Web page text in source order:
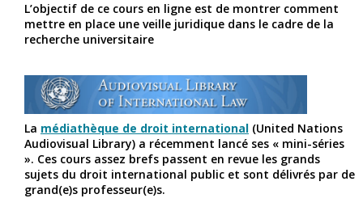
L’objectif de ce cours en ligne est de montrer comment
mettre en place une veille juridique dans le cadre de la
recherche universitaire
La médiathèque de droit international (United Nations
Audiovisual Library) a récemment lancé ses « mini-séries
». Ces cours assez brefs passent en revue les grands
sujets du droit international public et sont délivrés par de
grand(e)s professeur(e)s.